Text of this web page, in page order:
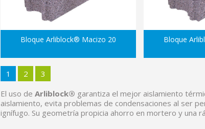
Bloque Arliblock® Macizo 20 Bloque
1 2
3
El uso de Arliblock® garantiza el mejor aislamiento
aislamiento, evita problemas de condensaciones al ser
ignífugo. Su geometría propicia ahorro en mortero y una